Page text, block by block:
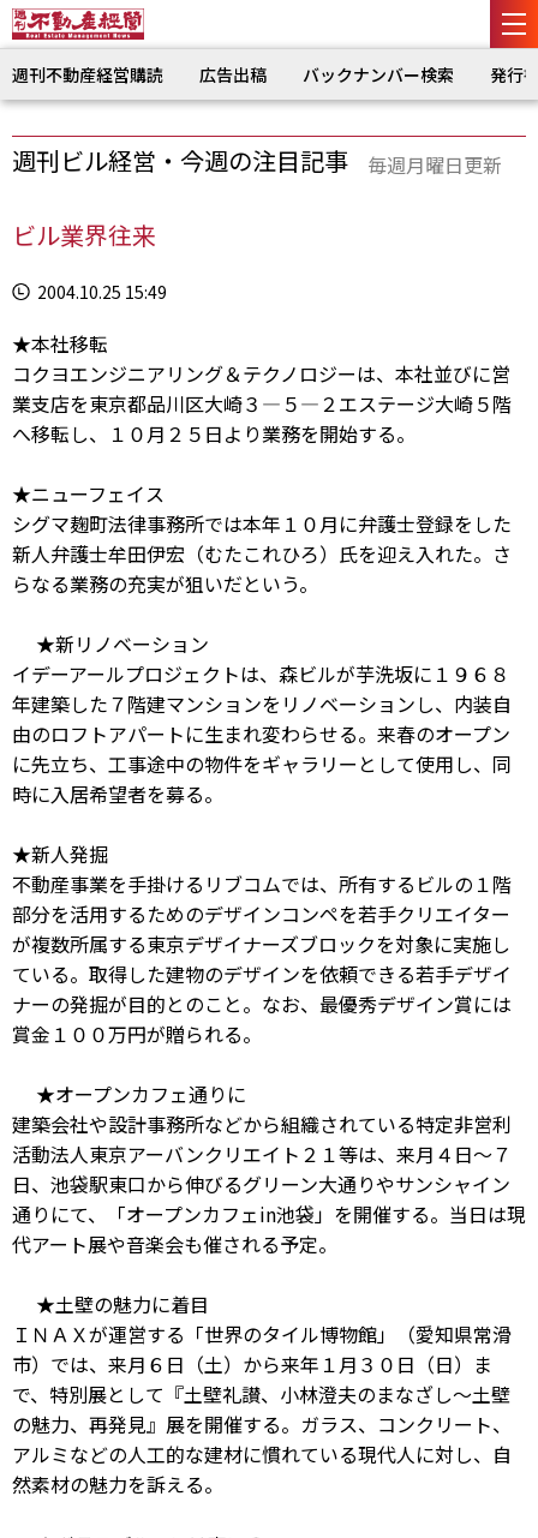
週刊不動産経営購読 広告出稿 バックナンバー検索 発行
週刊ビル経営・今週の注目記事 毎週月曜日更新
ビル業界往来
2004.10.25 15:49
★本社移転
コクヨエンジニアリング＆テクノロジーは、本社並びに営
業支店を東京都品川区大崎３―５―２エステージ大崎５階
へ移転し、１０月２５日より業務を開始する。
★ニューフェイス
シグマ麹町法律事務所では本年１０月に弁護士登録をした
新人弁護士牟田伊宏（むたこれひろ）氏を迎え入れた。さ
らなる業務の充実が狙いだという。
★新リノベーション
イデーアールプロジェクトは、森ビルが芋洗坂に１９６８
年建築した７階建マンションをリノベーションし、内装自
由のロフトアパートに生まれ変わらせる。来春のオープン
に先立ち、工事途中の物件をギャラリーとして使用し、同
時に入居希望者を募る。
★新人発掘
不動産事業を手掛けるリブコムでは、所有するビルの１階
部分を活用するためのデザインコンペを若手クリエイター
が複数所属する東京デザイナーズブロックを対象に実施し
ている。取得した建物のデザインを依頼できる若手デザイ
ナーの発掘が目的とのこと。なお、最優秀デザイン賞には
賞金１００万円が贈られる。
★オープンカフェ通りに
建築会社や設計事務所などから組織されている特定非営利
活動法人東京アーバンクリエイト２１等は、来月４日～７
日、池袋駅東口から伸びるグリーン大通りやサンシャイン
通りにて、「オープンカフェin池袋」を開催する。当日は現
代アート展や音楽会も催される予定。
★土壁の魅力に着目
ＩＮＡＸが運営する「世界のタイル博物館」（愛知県常滑
市）では、来月６日（土）から来年１月３０日（日）ま
で、特別展として『土壁礼讃、小林澄夫のまなざし～土壁
の魅力、再発見』展を開催する。ガラス、コンクリート、
アルミなどの人工的な建材に慣れている現代人に対し、自
然素材の魅力を訴える。